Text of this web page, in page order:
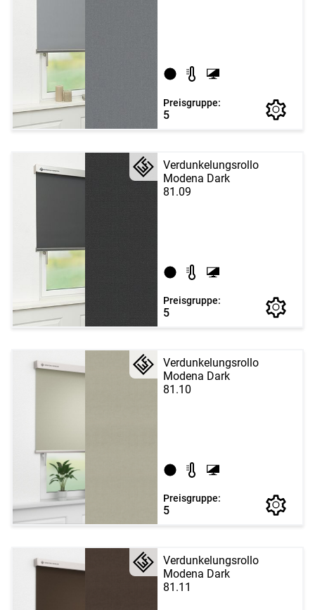
Preisgruppe:
5
Verdunkelungsrollo
Modena Dark
81.09
Preisgruppe:
5
Verdunkelungsrollo
Modena Dark
81.10
Preisgruppe:
5
Verdunkelungsrollo
Modena Dark
81.11